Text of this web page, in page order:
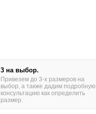
3 на выбор.
Привезем до 3-х размеров на
выбор, а также дадим подробную
консультацию как определить
размер.